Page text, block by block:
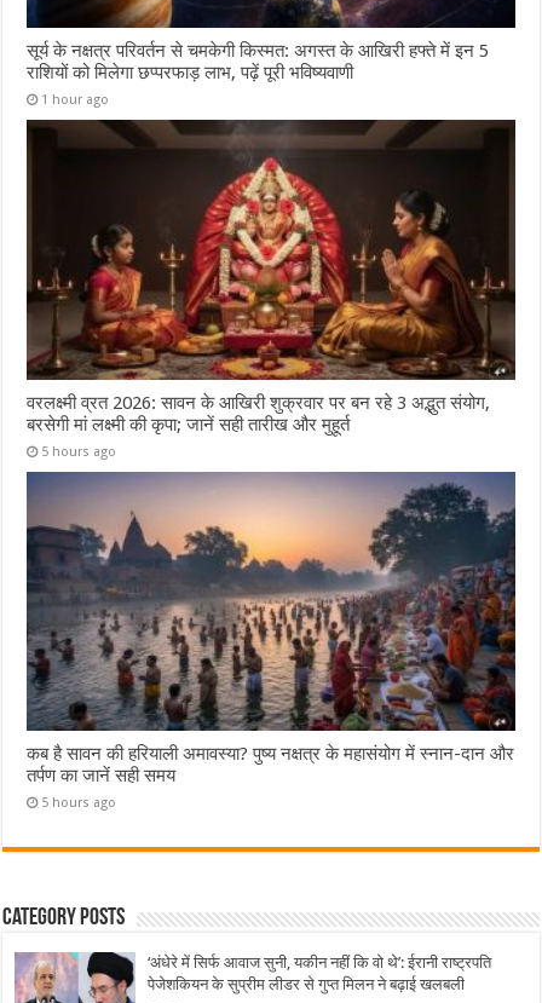
सूर्य के नक्षत्र परिवर्तन से चमकेगी किस्मत: अगस्त के आखिरी हफ्ते में इन 5
राशियों को मिलेगा छप्परफाड़ लाभ, पढ़ें पूरी भविष्यवाणी
1 hour ago
वरलक्ष्मी व्रत 2026: सावन के आखिरी शुक्रवार पर बन रहे 3 अद्भुत संयोग,
बरसेगी मां लक्ष्मी की कृपा; जानें सही तारीख और मुहूर्त
5 hours ago
कब है सावन की हरियाली अमावस्या? पुष्य नक्षत्र के महासंयोग में स्नान-दान और
तर्पण का जानें सही समय
5 hours ago
Category Posts
‘अंधेरे में सिर्फ आवाज सुनी, यकीन नहीं कि वो थे’: ईरानी राष्ट्रपति
पेजेशकियन के सुप्रीम लीडर से गुप्त मिलन ने बढ़ाई खलबली